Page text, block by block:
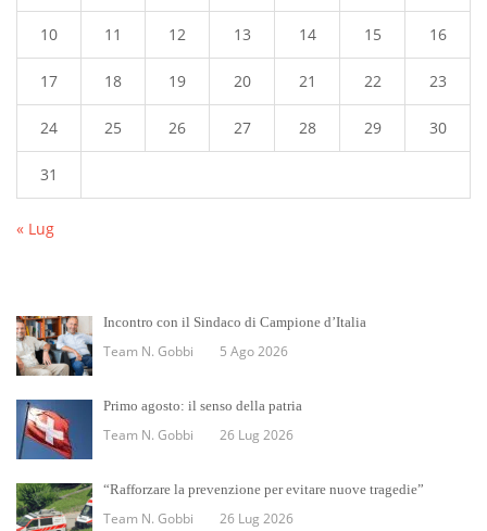
10 11 12 13 14 15 16
17 18 19 20 21 22 23
24 25 26 27 28 29 30
31
« Lug
Incontro con il Sindaco di Campione d’Italia
Team N. Gobbi 5 Ago 2026
Primo agosto: il senso della patria
Team N. Gobbi 26 Lug 2026
“Rafforzare la prevenzione per evitare nuove tragedie”
Team N. Gobbi 26 Lug 2026